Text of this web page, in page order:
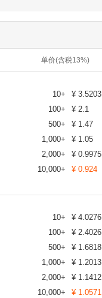
单价(含税13%)
10+ ¥ 3.5203
100+ ¥ 2.1
500+ ¥ 1.47
1,000+ ¥ 1.05
2,000+ ¥ 0.9975
10,000+ ¥ 0.924
10+ ¥ 4.0276
100+ ¥ 2.4026
500+ ¥ 1.6818
1,000+ ¥ 1.2013
2,000+ ¥ 1.1412
10,000+ ¥ 1.0571